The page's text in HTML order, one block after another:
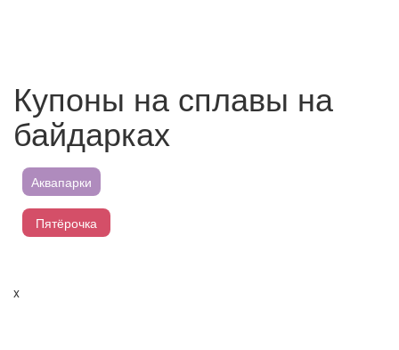
Купоны на сплавы на
байдарках
Аквапарки
Пятёрочка
x